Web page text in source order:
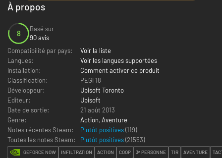
À propos
8
Basé sur
90 avis
Compatibilité par pays:
Voir la liste
Langues:
Voir les langues supportées
Installation:
Comment activer ce produit
Classification:
PEGI 18
Développeur:
Ubisoft Toronto
Editeur:
Ubisoft
Date de sortie:
21 août 2013
Genre:
Action, Aventure
Notes récentes Steam:
Plutôt positives(119)
Toutes les notes Steam:
Plutôt positives(21553)
GEFORCE NOW INFILTRATION ACTION COOP 3ᵉ PERSONNE TIR AVENTURE